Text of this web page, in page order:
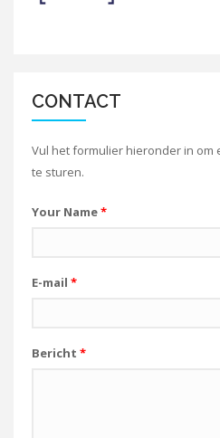
CONTACT
Vul het formulier hieronder in
te sturen.
Your Name*
E-mail *
Bericht *